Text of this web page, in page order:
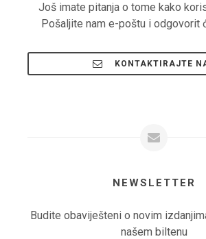
Još imate pitanja o tome kako
Pošaljite nam e-poštu i odgovorit
KONTAKTIRAJTE
NEWSLETTER
Budite obaviješteni o novim
našem biltenu